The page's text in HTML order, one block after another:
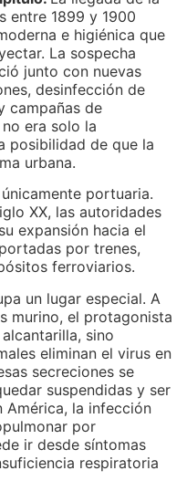
entre 1899 y 1900
e higiénica que
La sospecha
junto con nuevas
desinfección de
campañas de
era solo la
posibilidad de que la
urbana.
portuaria.
XX, las autoridades
expansión hacia el
por trenes,
ferroviarios.
un lugar especial. A
murino, el protagonista
sino
eliminan el virus en
secreciones se
suspendidas y ser
América, la infección
por
ir desde síntomas
respiratoria